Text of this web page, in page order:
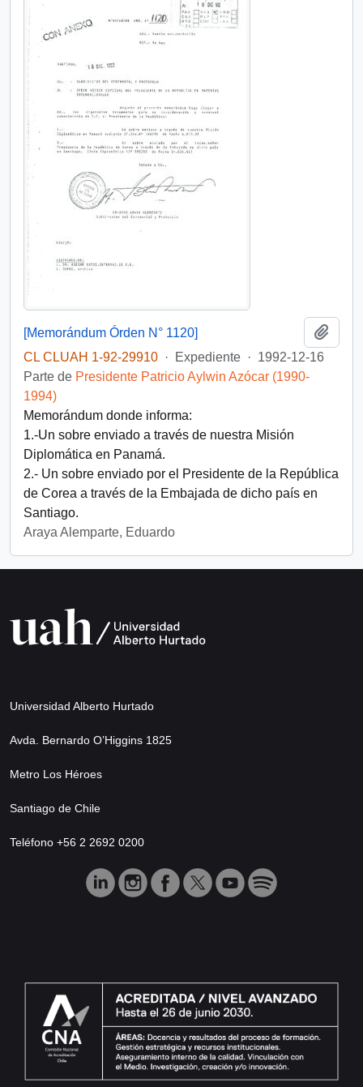
[Memorándum Órden N° 1120]
CL CLUAH 1-92-29910 · Expediente · 1992-12-16
Parte de Presidente Patricio Aylwin Azócar (1990-
1994)
Memorándum donde informa:
1.-Un sobre enviado a través de nuestra Misión
Diplomática en Panamá.
2.- Un sobre enviado por el Presidente de la República
de Corea a través de la Embajada de dicho país en
Santiago.
Araya Alemparte, Eduardo
Universidad Alberto Hurtado
Avda. Bernardo O’Higgins 1825
Metro Los Héroes
Santiago de Chile
Teléfono +56 2 2692 0200